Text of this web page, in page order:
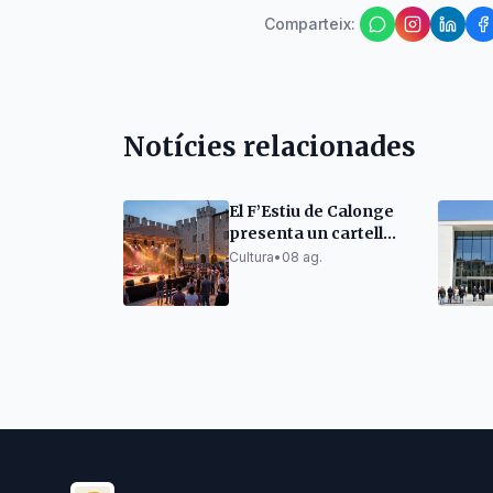
Comparteix:
Notícies relacionades
El F’Estiu de Calonge
presenta un cartell
ambiciós i un espai
Cultura• 08 ag.